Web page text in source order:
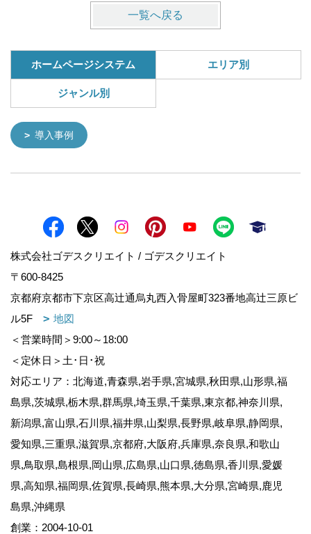
一覧へ戻る
ホームページシステム エリア別
ジャンル別
導入事例
株式会社ゴデスクリエイト / ゴデスクリエイト
〒600-8425
京都府京都市下京区高辻通烏丸西入骨屋町323番地高辻三原ビ
ル5F
地図
＜営業時間＞9:00～18:00
＜定休日＞土･日･祝
対応エリア：北海道,青森県,岩手県,宮城県,秋田県,山形県,福
島県,茨城県,栃木県,群馬県,埼玉県,千葉県,東京都,神奈川県,
新潟県,富山県,石川県,福井県,山梨県,長野県,岐阜県,静岡県,
愛知県,三重県,滋賀県,京都府,大阪府,兵庫県,奈良県,和歌山
県,鳥取県,島根県,岡山県,広島県,山口県,徳島県,香川県,愛媛
県,高知県,福岡県,佐賀県,長崎県,熊本県,大分県,宮崎県,鹿児
島県,沖縄県
創業：2004-10-01